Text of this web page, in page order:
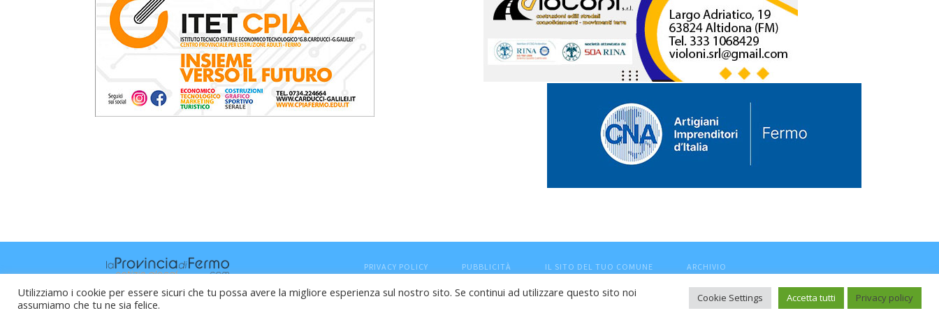
PRIVACY POLICY PUBBLICITÀ IL SITO DEL TUO COMUNE ARCHIVIO
Raffaele Vitali - via Leopardi 10 - 61121 Pesaro (PU) - Cod.Fisc VTLRFL77B02L500Y - Testata giornalistica, aut. Trib.Fermo n.04/2010 del 05/08/2010
Utilizziamo i cookie per essere sicuri che tu possa avere la migliore esperienza sul nostro sito. Se continui ad utilizzare questo sito noi
assumiamo che tu ne sia felice.
Cookie Settings Accetta tutti Privacy policy